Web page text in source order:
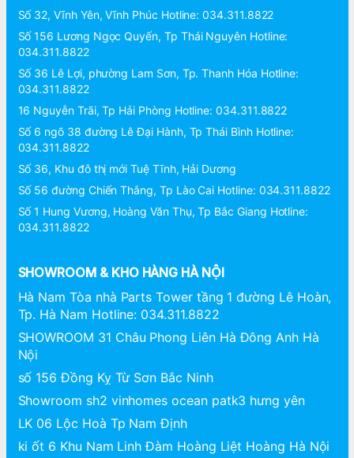
Số 32, Vĩnh Yên, Vĩnh Phúc Hotline: 034.311.8822
Số 156 Lương Ngọc Quyến, Tp Thái Nguyên Hotline:
034.311.8822
Số 36 Lê Lợi, phường Lam Sơn, Tp. Thanh Hóa Hotline:
034.311.8822
16 Nguyễn Trãi, Tp Hải Phòng Hotline: 034.311.8822
Số 6 ngõ 38 đường Lê Đại Hành, Tp Thái Bình Hotline:
034.311.8822
Số 36, Khu đô thị mới Tuệ Tĩnh, Hải Dương
Số 56 đường Chiến Thắng, Tp Lào Cai Hotline: 034.311.8822
Số 1 Hung Vương, Hoàng Văn Thụ, Tp Bắc Giang Hotline:
034.311.8822
SHOWROOM & KHO HÀNG HÀ NỘI
Hà Nam Tòa nhà Parts Tower tầng 1 đường Lê Hoàn,
Tp. Hà Nam Hotline: 034.311.8822
SHOWROOM 31 Châu Phong Liên Hà Đông Anh Hà
Nội
số 156 Đồng Kỵ Từ Sơn Bắc Ninh
Showroom sh2 vinhomes ocean patk3 hưng yên
LK 06 Lộc Hoà Tp Nam Định
ki ốt 6 Khu Nam Linh Đàm Hoàng Liệt Hoàng Hà Nội